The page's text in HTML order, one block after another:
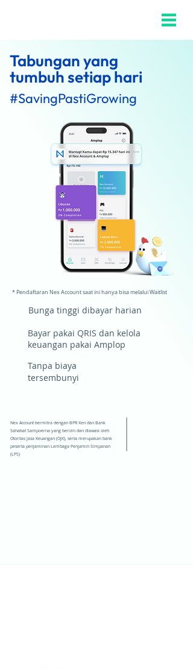
Tabungan yang
tumbuh setiap hari
#SavingPastiGrowing
* Pendaftaran Nex Account saat ini hanya bisa melalui Waitlist
Bunga tinggi dibayar harian
Bayar pakai QRIS dan kelola
keuangan pakai Amplop
Tanpa biaya
tersembunyi
Nex Account bermitra dengan BPR Xen dan Bank
Sahabat Sampoerna yang berizin dan diawasi oleh
Otoritas Jasa Keuangan (OJK), serta merupakan bank
peserta penjaminan Lembaga Penjamin Simpanan
(LPS)